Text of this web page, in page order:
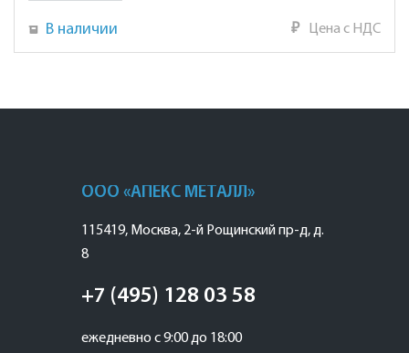
В наличии ₽ Цена с НДС
ООО «АПЕКС МЕТАЛЛ»
115419, Москва, 2-й Рощинский пр-д, д.
8
+7 (495) 128 03 58
ежедневно с 9:00 до 18:00